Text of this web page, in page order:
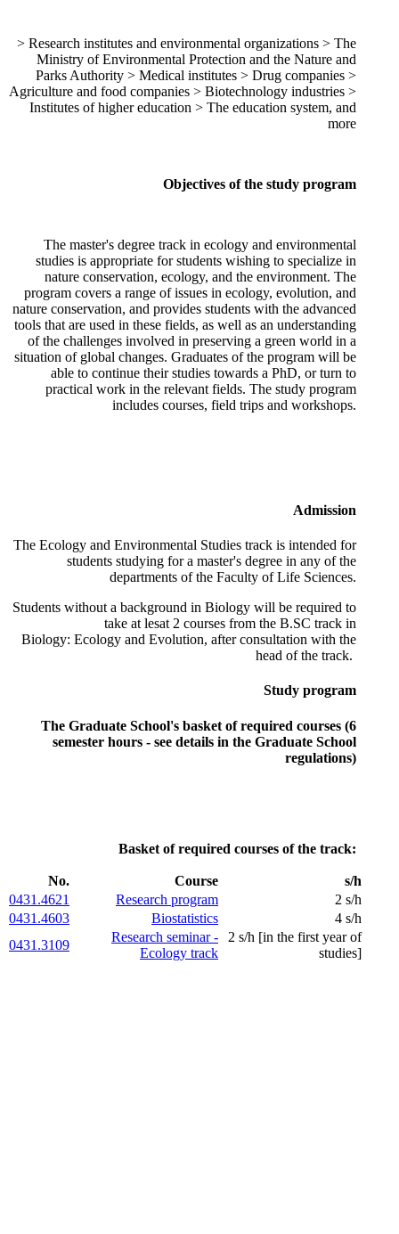
> Research institutes and environmental organizations > The
Ministry of Environmental Protection and the Nature and
Parks Authority > Medical institutes > Drug companies >
Agriculture and food companies > Biotechnology industries >
Institutes of higher education > The education system, and
more
Objectives of the study program
The master's degree track in ecology and environmental
studies is appropriate for students wishing to specialize in
nature conservation, ecology, and the environment. The
program covers a range of issues in ecology, evolution, and
nature conservation, and provides students with the advanced
tools that are used in these fields, as well as an understanding
of the challenges involved in preserving a green world in a
situation of global changes. Graduates of the program will be
able to continue their studies towards a PhD, or turn to
practical work in the relevant fields. The study program
includes courses, field trips and workshops.
Admission
The Ecology and Environmental Studies track is intended for
students studying for a master's degree in any of the
departments of the Faculty of Life Sciences.
Students without a background in Biology will be required to
take at lesat 2 courses from the B.SC track in
Biology: Ecology and Evolution, after consultation with the
head of the track.
Study program
The Graduate School's basket of required courses (6
semester hours - see details in the Graduate School
regulations)
Basket of required courses of the track:
No. Course
s/h
0431.4621
Research program
2 s/h
0431.4603
Biostatistics
4 s/h
0431.3109
Research seminar -
Ecology track
2 s/h [in the first year of
studies]